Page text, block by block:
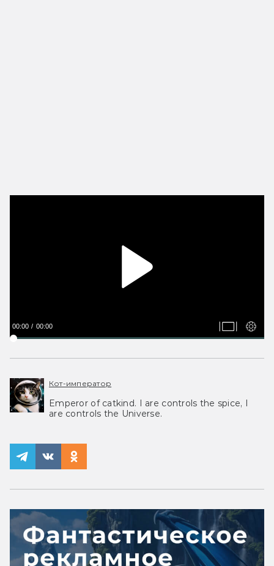
00:00 00:00
Кот-император
Emperor of catkind. I are controls the spice, I
are controls the Universe.